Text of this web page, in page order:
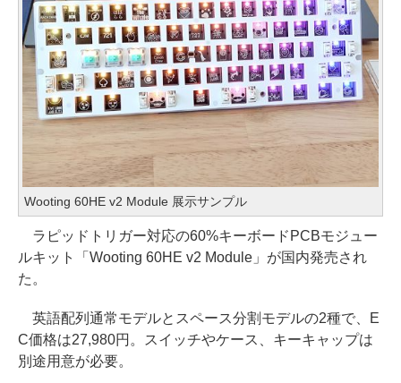
Wooting 60HE v2 Module 展示サンプル
ラピッドトリガー対応の60%キーボードPCBモジュー
ルキット「Wooting 60HE v2 Module」が国内発売され
た。
英語配列通常モデルとスペース分割モデルの2種で、E
C価格は27,980円。スイッチやケース、キーキャップは
別途用意が必要。